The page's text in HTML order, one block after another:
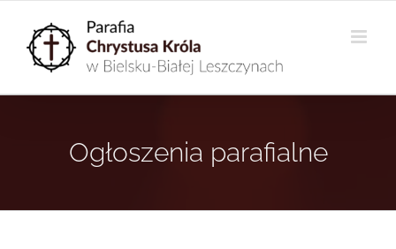
zawartości
Ogłoszenia parafialne